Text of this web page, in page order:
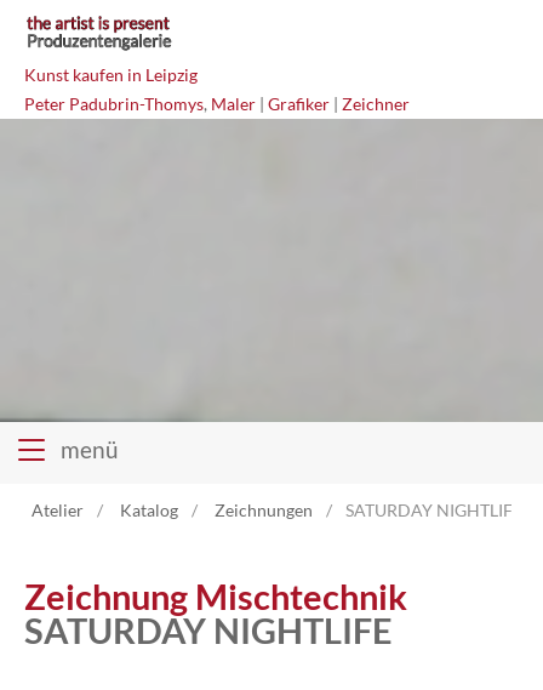
Kunst kaufen in Leipzig
Peter Padubrin-Thomys, Maler | Grafiker | Zeichner
menü
Atelier Katalog Zeichnungen SATURDAY NIGHTLIFE
Zeichnung Mischtechnik
SATURDAY NIGHTLIFE